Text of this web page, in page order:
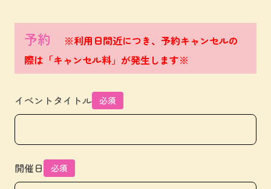
予約
※利用日間近につき、予約キャンセルの
際は「キャンセル料」が発生します※
イベントタイトル 必須
開催日 必須